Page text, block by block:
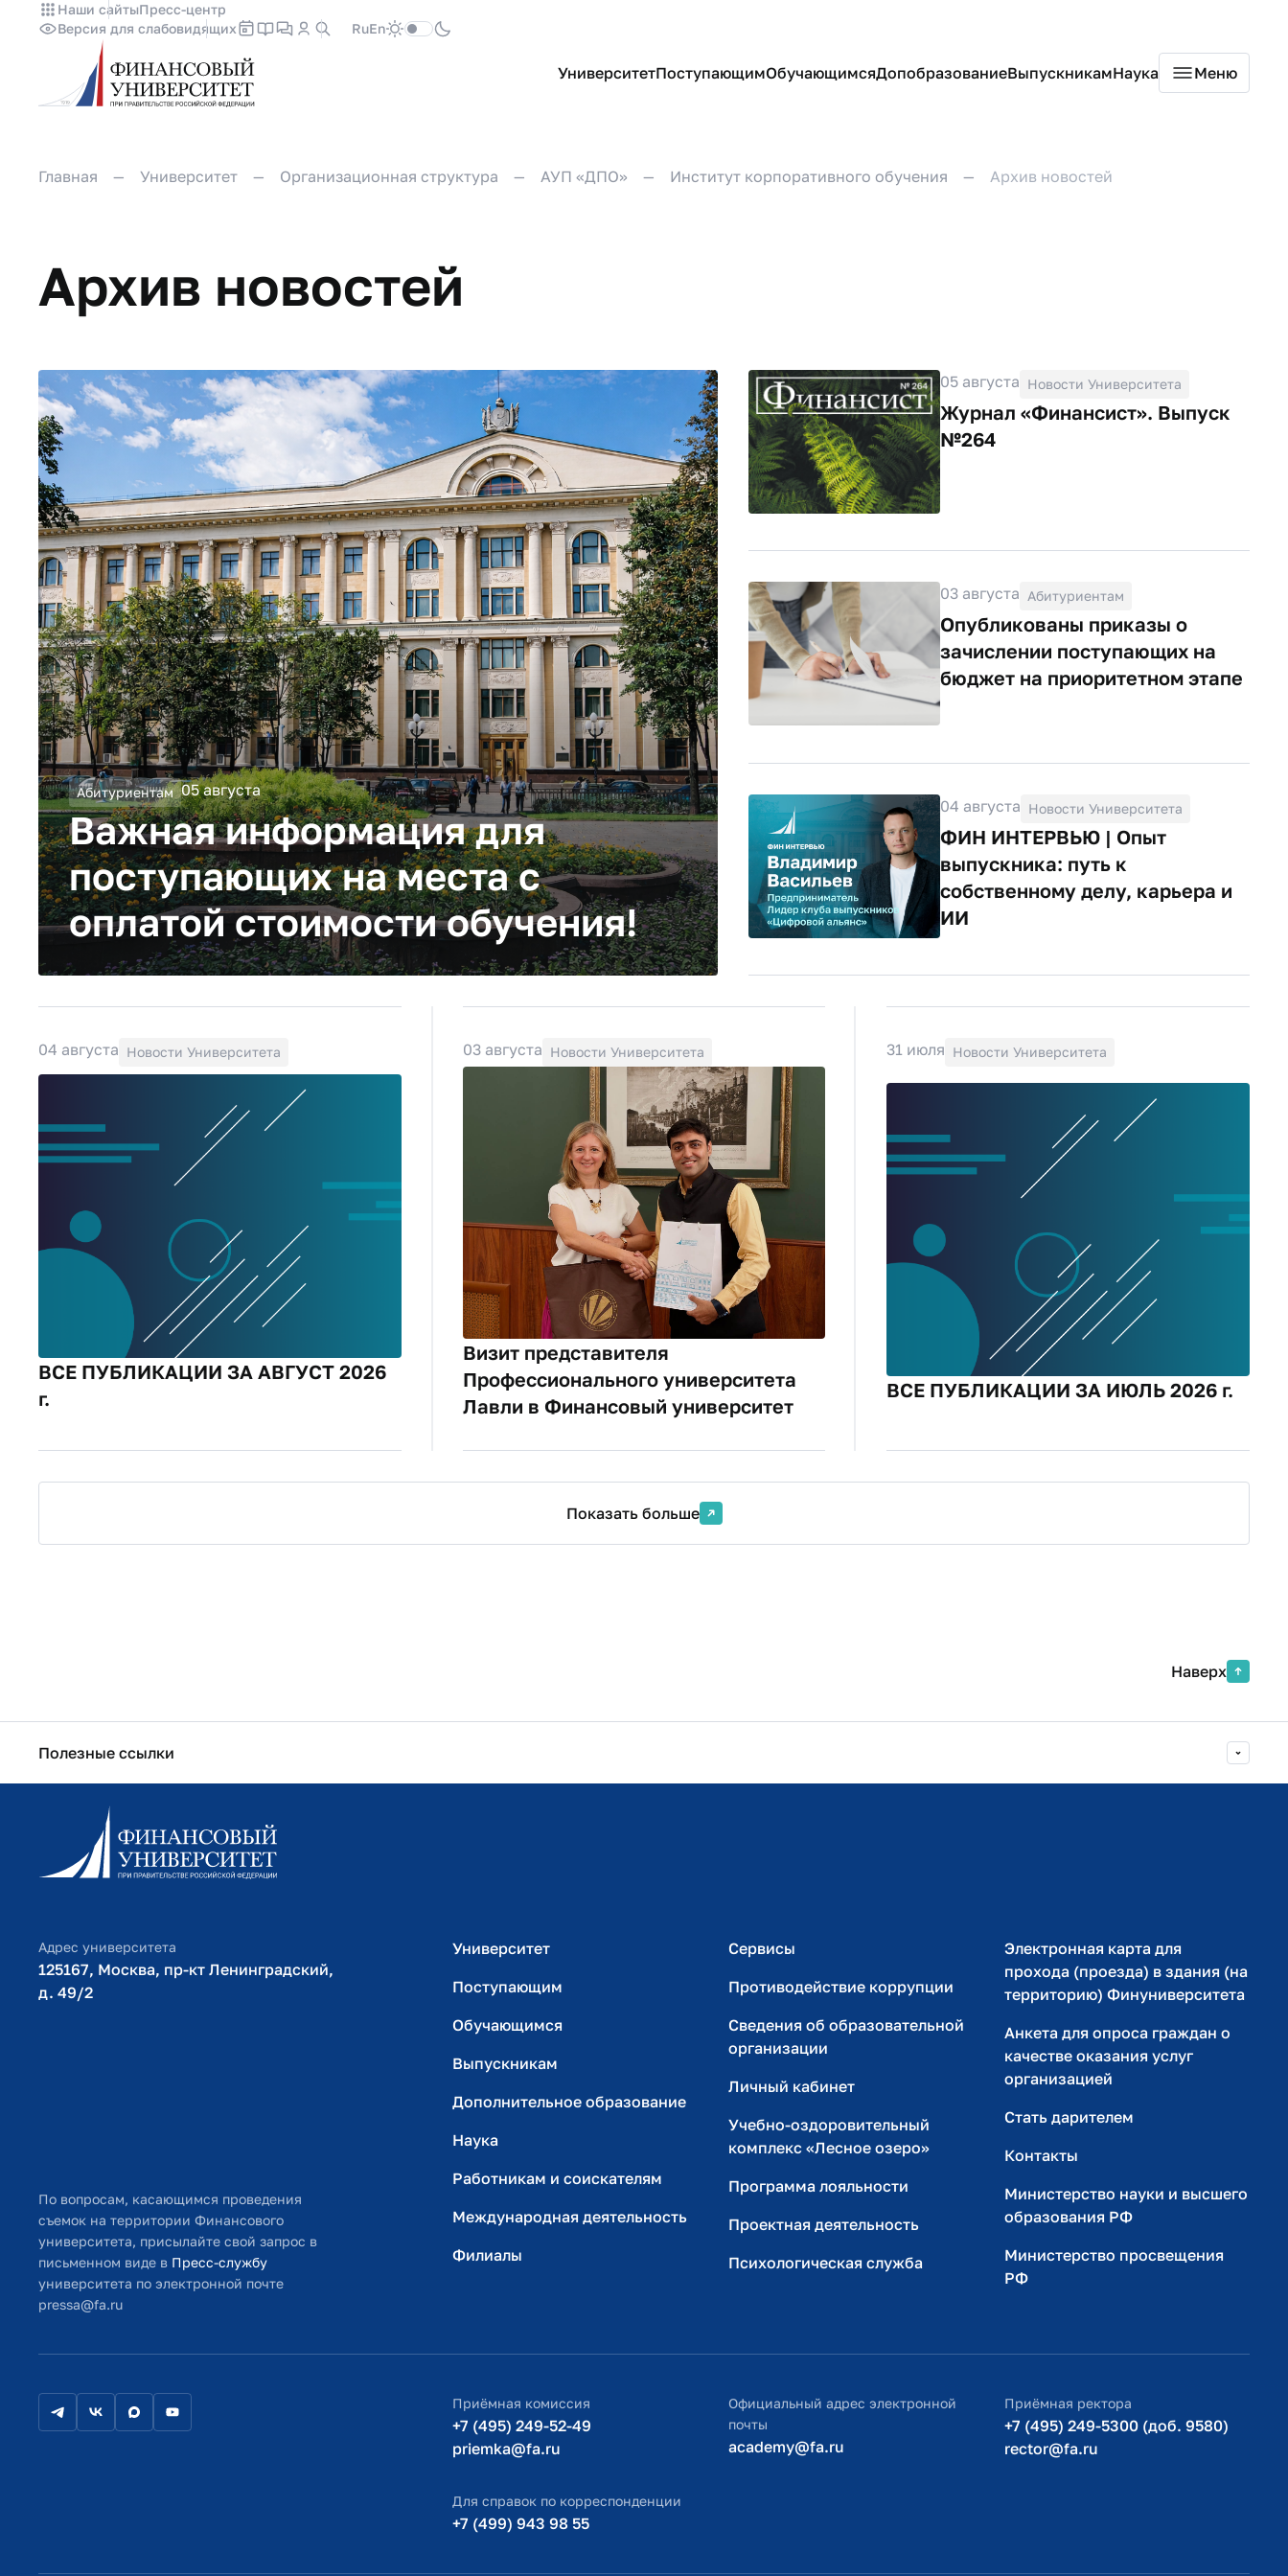
Наши сайтыПресс-центр
Версия для слабовидящих
RuEn
УниверситетПоступающимОбучающимсяДопобразованиеВыпускникамНаука Меню
Главная Университет Организационная структура АУП «ДПО» Институт корпоративного обучения Архив новостей
Архив новостей
05 августа
Абитуриентам
Важная информация для
поступающих на места с
оплатой стоимости обучения!
05 августа Новости Университета
Журнал «Финансист». Выпуск
№264
03 августа Абитуриентам
Опубликованы приказы о
зачислении поступающих на
бюджет на приоритетном этапе
04 августа Новости Университета
ФИН ИНТЕРВЬЮ | Опыт
выпускника: путь к
собственному делу, карьера и
ИИ
04 августа Новости Университета
ВСЕ ПУБЛИКАЦИИ ЗА АВГУСТ 2026
г.
03 августа Новости Университета
Визит представителя
Профессионального университета
Лавли в Финансовый университет
31 июля Новости Университета
ВСЕ ПУБЛИКАЦИИ ЗА ИЮЛЬ 2026 г.
Показать больше
Наверх
Полезные ссылки
Информационно-образовательный портал
Личный кабинет поступающего
Библиотечно-информационный комплекс
Адрес университета
125167, Москва, пр-кт Ленинградский,
д. 49/2​
По вопросам, касающимся проведения
съемок на территории Финансового
университета, присылайте свой запрос в
письменном виде в Пресс-службу
университета по электронной почте
pressa@fa.ru
Университет
Поступающим
Обучающимся
Выпускникам
Дополнительное образование
Наука
Работникам и соискателям
Международная деятельность
Филиалы
Сервисы
Противодействие коррупции
Сведения об образовательной
организации
Личный кабинет
Учебно-оздоровительный
комплекс «Лесное озеро»
Программа лояльности
Проектная деятельность
Психологическая служба
Электронная карта для
прохода (проезда) в здания (на
территорию) Финуниверситета
Анкета для опроса граждан о
качестве оказания услуг
организацией
Стать дарителем
Контакты
Министерство науки и высшего
образования РФ
Министерство просвещения
РФ
Приёмная комиссия
+7 (495) 249-52-49
priemka@fa.ru
Официальный адрес электронной
почты
academy@fa.ru
Приёмная ректора
+7 (495) 249-5300 (доб. 9580)
rector@fa.ru
Для справок по корреспонденции
+7 (499) 943 98 55